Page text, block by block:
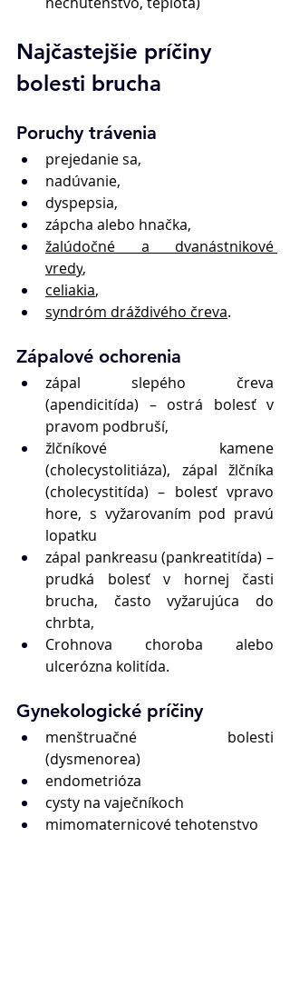
Najčastejšie príčiny
bolesti brucha
Poruchy trávenia
prejedanie sa,
nadúvanie,
dyspepsia,
zápcha alebo hnačka,
žalúdočné a dvanástnikové
vredy,
celiakia,
syndróm dráždivého čreva.
Zápalové ochorenia
zápal slepého čreva
(apendicitída) – ostrá bolesť v
pravom podbruší,
žlčníkové kamene
(cholecystolitiáza), zápal žlčníka
(cholecystitída) – bolesť vpravo
hore, s vyžarovaním pod pravú
lopatku
zápal pankreasu (pankreatitída) –
prudká bolesť v hornej časti
brucha, často vyžarujúca do
chrbta,
Crohnova choroba alebo
ulcerózna kolitída.
Gynekologické príčiny
menštruačné bolesti
(dysmenorea)
endometrióza
cysty na vaječníkoch
mimomaternicové tehotenstvo